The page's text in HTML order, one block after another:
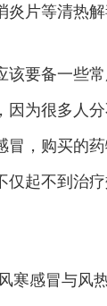
片等清热解
该要备一些
因为很多人
冒，购买的
仅起不到治
寒感冒与风